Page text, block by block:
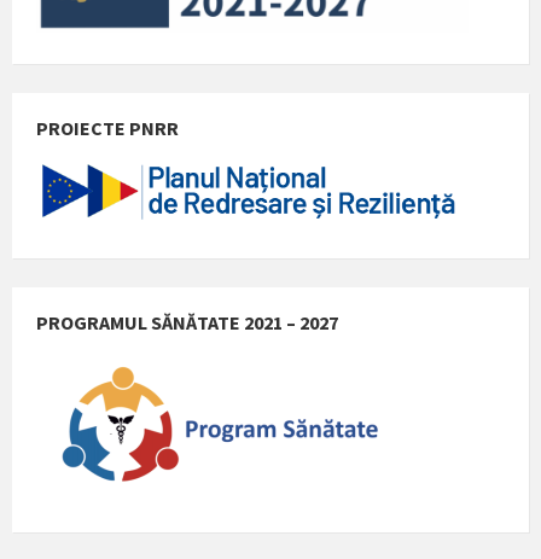
PROIECTE PNRR
PROGRAMUL SĂNĂTATE 2021 – 2027